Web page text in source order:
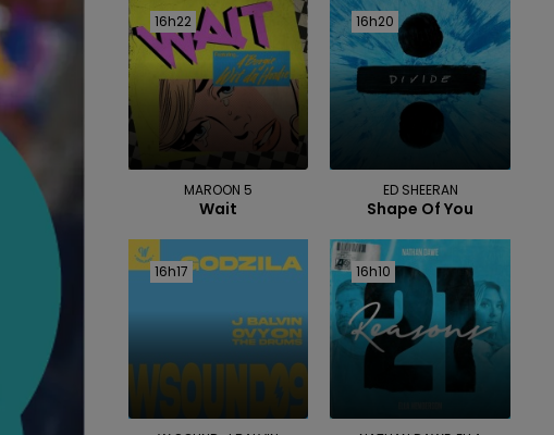
16h22
16h22
MAROON 5
Wait
16h20
16h20
ED SHEERAN
Shape Of You
16h17
16h17 16h10
16h10